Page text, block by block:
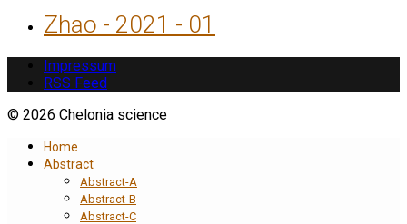
Zhao - 2021 - 01
Impressum
RSS Feed
© 2026 Chelonia science
Home
Abstract
Abstract-A
Abstract-B
Abstract-C